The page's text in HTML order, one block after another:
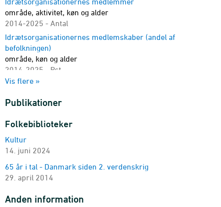
område, aktivitet, køn og alder
2014-2025 - Antal
Idrætsorganisationernes medlemskaber (andel af
befolkningen)
område, køn og alder
2014-2025 - Pct.
Danske vindere af internationale sportsmedaljer
1980-2025 - Antal
Forbrug af tilskuersport
ledsager, køn og alder
2025-2025 - Pct.
Forbrug af tilskuersport
adgang, køn og alder
2025-2025 - Pct.
disciplin, land, præstation og rangplacering
Vis flere »
Publikationer
Folkebiblioteker
Kultur
14. juni 2024
65 år i tal - Danmark siden 2. verdenskrig
29. april 2014
Anden information